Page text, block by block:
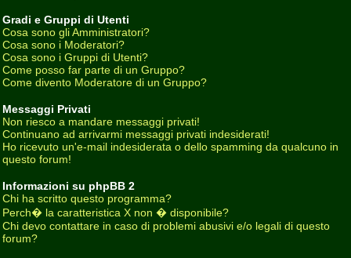
Gradi e Gruppi di Utenti
Cosa sono gli Amministratori?
Cosa sono i Moderatori?
Cosa sono i Gruppi di Utenti?
Come posso far parte di un Gruppo?
Come divento Moderatore di un Gruppo?
Messaggi Privati
Non riesco a mandare messaggi privati!
Continuano ad arrivarmi messaggi privati indesiderati!
Ho ricevuto un'e-mail indesiderata o dello spamming da qualcuno in
questo forum!
Informazioni su phpBB 2
Chi ha scritto questo programma?
Perch� la caratteristica X non � disponibile?
Chi devo contattare in caso di problemi abusivi e/o legali di questo
forum?